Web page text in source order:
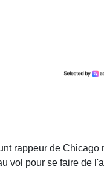
rappeur de Chicago
vol pour se faire de